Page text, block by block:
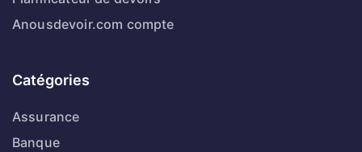
Anousdevoir.com compte
Catégories
Assurance
Banque